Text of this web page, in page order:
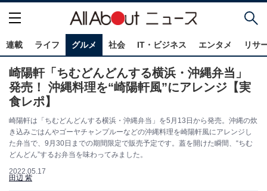
連載 ライフ グルメ 社会 IT・ビジネス エンタメ リサ
崎陽軒「ちむどんどんする横浜・沖縄弁当」
発売！ 沖縄料理を“崎陽軒風”にアレンジ【実
食レポ】
崎陽軒は「ちむどんどんする横浜・沖縄弁当」を5月13日から発売。沖縄の炊
き込みごはんやゴーヤチャンプルーなどの沖縄料理を崎陽軒風にアレンジし
た弁当で、9月30日までの期間限定で販売予定です。蓋を開けた瞬間、“ちむ
どんどん”するお弁当を味わってみました。
2022.05.17
田辺 紫